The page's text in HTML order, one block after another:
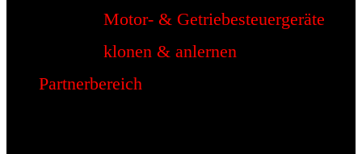
Motor- & Getriebesteuergeräte
klonen & anlernen
Partnerbereich